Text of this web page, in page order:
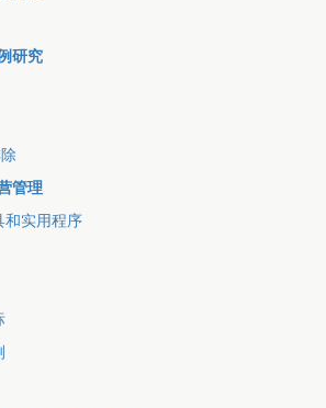
研究
管理
和实用程序